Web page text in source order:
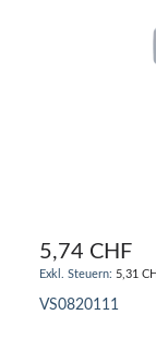
5,74 CHF
5,31
VS0820111